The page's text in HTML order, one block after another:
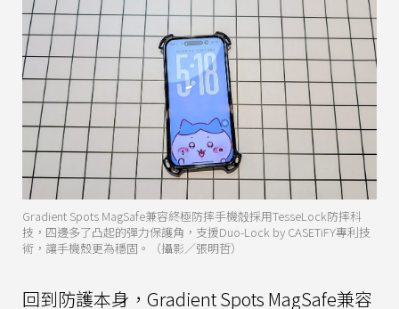
Gradient Spots MagSafe兼容終極防摔手機殻採用TesseLock防摔科
技，四邊多了凸起的彈力保護角，支援Duo-Lock by CASETiFY專利技
術，讓手機殼更為穩固。（攝影／張明哲）
回到防護本身，Gradient Spots MagSafe兼容